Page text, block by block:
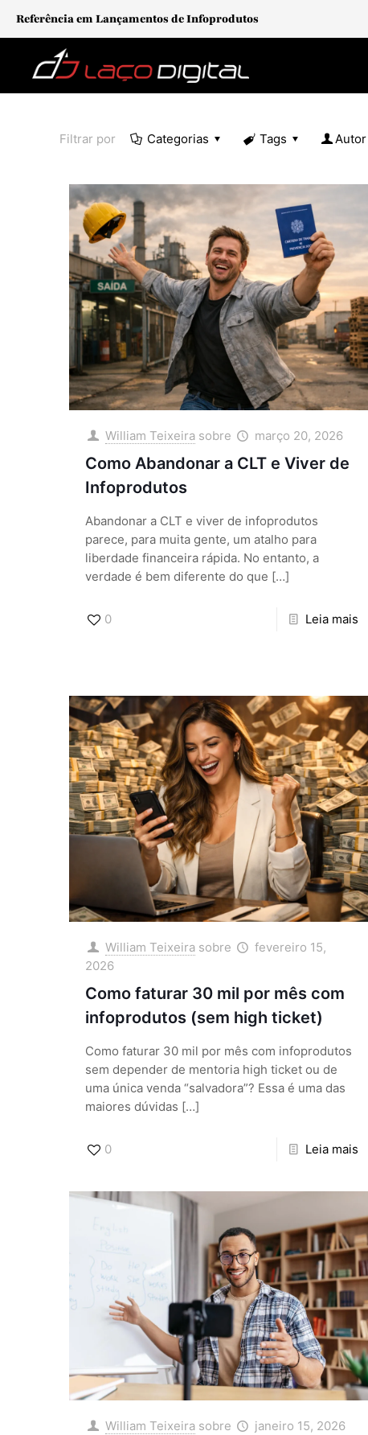
Referência em Lançamentos de Infoprodutos
Filtrar por Categorias Tags Autor
William Teixeira sobre março 20, 2026
Como Abandonar a CLT e Viver de
Infoprodutos
Abandonar a CLT e viver de infoprodutos
parece, para muita gente, um atalho para
liberdade financeira rápida. No entanto, a
verdade é bem diferente do que […]
0 Leia mais
William Teixeira sobre
fevereiro 15,
2026
Como faturar 30 mil por mês com
infoprodutos (sem high ticket)
Como faturar 30 mil por mês com infoprodutos
sem depender de mentoria high ticket ou de
uma única venda “salvadora”? Essa é uma das
maiores dúvidas […]
0 Leia mais
William Teixeira sobre janeiro 15, 2026